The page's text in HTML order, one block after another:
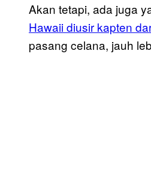
Akan tetapi, ada juga
Hawaii diusir kapten
pasang celana, jauh